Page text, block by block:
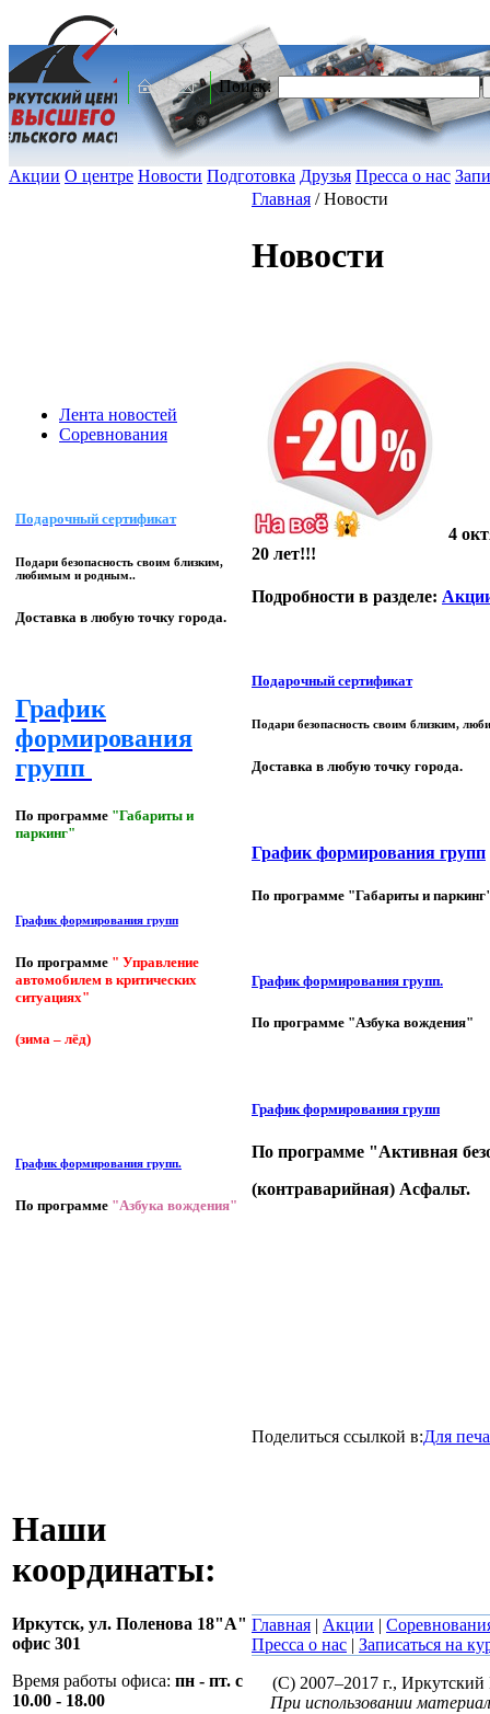
Поиск:
Акции О центре Новости Подготовка Друзья Пресса о нас
Лента новостей
Соревнования
Подарочный сертификат
Подари безопасность своим близким,
любимым и родным..
Доставка в любую точку города.
График
формирования
групп
По программе "Габариты и
паркинг"
График формирования групп
По программе " Управление
автомобилем в критических
ситуациях"
(зима – лёд)
График формирования групп.
По программе "Азбука вождения"
Главная /Новости
Новости
4
20 лет!!!
Подробности в разделе:
Подарочный сертификат
Подари безопасность своим близким,
Доставка в любую точку города.
График формирования групп
По программе "Габариты и
График формирования групп.
По программе "Азбука вождения"
График формирования групп
По программе "Активная
(контраварийная) Асфальт.
Поделиться ссылкой в:Для
Наши
координаты:
Иркутск, ул. Поленова 18"А"
офис 301
Время работы офиса: пн - пт. с
10.00 - 18.00
Главная | Акции |
Пресса о нас | Записаться на
(C) 2007–2017 г.,
При использовании